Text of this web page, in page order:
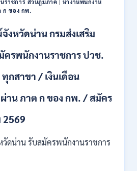
ราชการ ส่วนภูมิภาค | หางานพนักงาน
ก ของ กพ.
งหวัดน่าน กรมส่งเสริม
รพนักงานราชการ ปวช.
กสาขา / เงินเดือน
าน ภาต ก ของ กพ. / สมัคร
2569
ดน่าน รับสมัครพนักงานราชการ